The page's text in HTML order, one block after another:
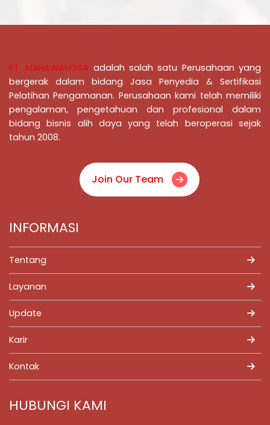
PT. MAHAWANGSA adalah salah satu Perusahaan yang
bergerak dalam bidang Jasa Penyedia & Sertifikasi
Pelatihan Pengamanan. Perusahaan kami telah memiliki
pengalaman, pengetahuan dan profesional dalam
bidang bisnis alih daya yang telah beroperasi sejak
tahun 2008.
Join Our Team
INFORMASI
Tentang
Layanan
Update
Karir
Kontak
HUBUNGI KAMI